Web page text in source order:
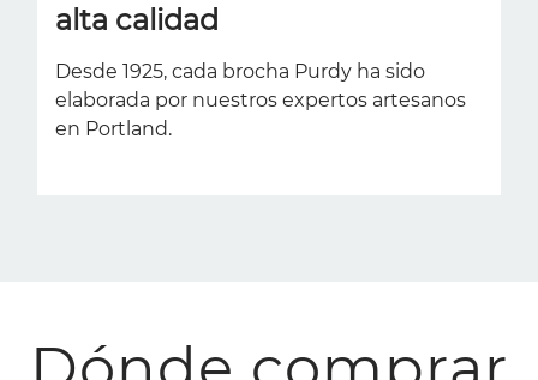
alta calidad
Desde 1925, cada brocha Purdy ha sido
elaborada por nuestros expertos artesanos
en Portland.